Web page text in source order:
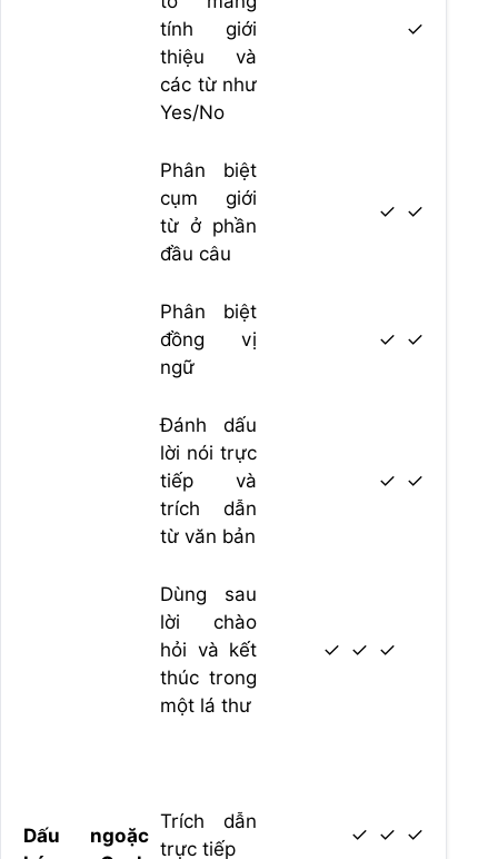
tính giới
thiệu và
các từ như
Yes/No
✓
Phân biệt
cụm giới
từ ở phần
đầu câu
✓ ✓
Phân biệt
đồng vị
ngữ
✓ ✓
Đánh dấu
lời nói trực
tiếp và
trích dẫn
từ văn bản
✓ ✓
Dùng sau
lời chào
hỏi và kết
thúc trong
một lá thư
✓ ✓ ✓
Dấu ngoặc
Trích dẫn
trực tiếp
✓ ✓ ✓